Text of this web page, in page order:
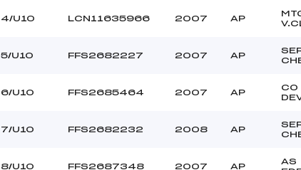
4/U10 LCN11635966 2007 AP
5/U10 FFS2682227 2007 AP
6/U10 FFS2685464 2007 AP
CO
7/U10 FFS2682232 2008 AP
8/U10 FFS2687348 2007 AP
AS